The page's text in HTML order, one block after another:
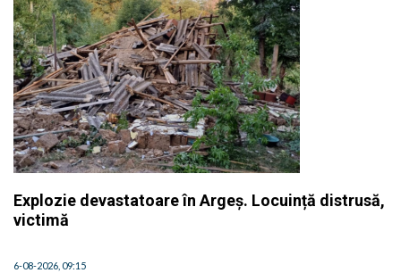
Explozie devastatoare în Argeș. Locuință distrusă,
victimă
6-08-2026, 09:15